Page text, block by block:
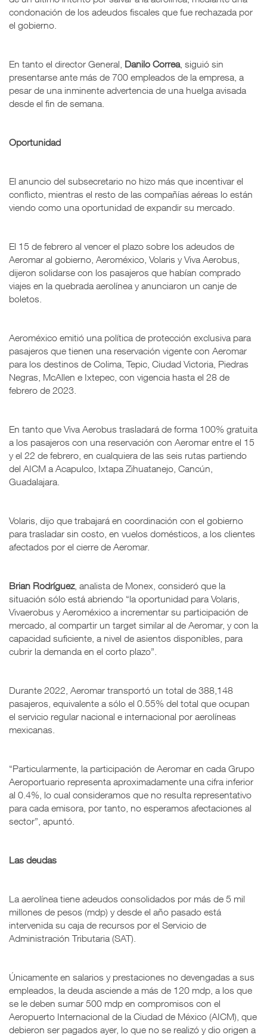
condonación de los adeudos fiscales que fue rechazada por
el gobierno.
En tanto el director General, Danilo Correa, siguió sin
presentarse ante más de 700 empleados de la empresa, a
pesar de una inminente advertencia de una huelga avisada
desde el fin de semana.
Oportunidad
El anuncio del subsecretario no hizo más que incentivar el
conflicto, mientras el resto de las compañías aéreas lo están
viendo como una oportunidad de expandir su mercado.
El 15 de febrero al vencer el plazo sobre los adeudos de
Aeromar al gobierno, Aeroméxico, Volaris y Viva Aerobus,
dijeron solidarse con los pasajeros que habían comprado
viajes en la quebrada aerolínea y anunciaron un canje de
boletos.
Aeroméxico emitió una política de protección exclusiva para
pasajeros que tienen una reservación vigente con Aeromar
para los destinos de Colima, Tepic, Ciudad Victoria, Piedras
Negras, McAllen e Ixtepec, con vigencia hasta el 28 de
febrero de 2023.
En tanto que Viva Aerobus trasladará de forma 100% gratuita
a los pasajeros con una reservación con Aeromar entre el 15
y el 22 de febrero, en cualquiera de las seis rutas partiendo
del AICM a Acapulco, Ixtapa Zihuatanejo, Cancún,
Guadalajara.
Volaris, dijo que trabajará en coordinación con el gobierno
para trasladar sin costo, en vuelos domésticos, a los clientes
afectados por el cierre de Aeromar.
Brian Rodríguez, analista de Monex, consideró que la
situación sólo está abriendo “la oportunidad para Volaris,
Vivaerobus y Aeroméxico a incrementar su participación de
mercado, al compartir un target similar al de Aeromar, y con la
capacidad suficiente, a nivel de asientos disponibles, para
cubrir la demanda en el corto plazo”.
Durante 2022, Aeromar transportó un total de 388,148
pasajeros, equivalente a sólo el 0.55% del total que ocupan
el servicio regular nacional e internacional por aerolíneas
mexicanas.
“Particularmente, la participación de Aeromar en cada Grupo
Aeroportuario representa aproximadamente una cifra inferior
al 0.4%, lo cual consideramos que no resulta representativo
para cada emisora, por tanto, no esperamos afectaciones al
sector”, apuntó.
Las deudas
La aerolínea tiene adeudos consolidados por más de 5 mil
millones de pesos (mdp) y desde el año pasado está
intervenida su caja de recursos por el Servicio de
Administración Tributaria (SAT).
Únicamente en salarios y prestaciones no devengadas a sus
empleados, la deuda asciende a más de 120 mdp, a los que
se le deben sumar 500 mdp en compromisos con el
Aeropuerto Internacional de la Ciudad de México (AICM), que
debieron ser pagados ayer, lo que no se realizó y dio origen a